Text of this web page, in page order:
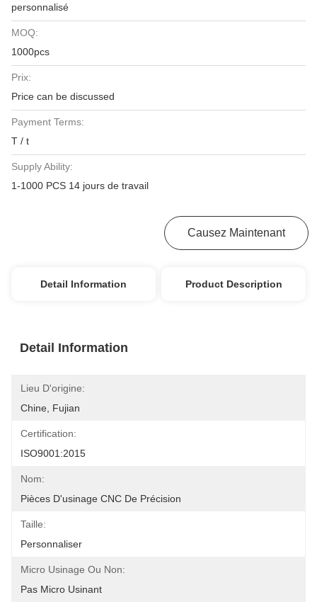
personnalisé
MOQ:
1000pcs
Prix:
Price can be discussed
Payment Terms:
T / t
Supply Ability:
1-1000 PCS 14 jours de travail
Causez Maintenant
Detail Information Product Description
Detail Information
Lieu D'origine:
Chine, Fujian
Certification:
ISO9001:2015
Nom:
Pièces D'usinage CNC De Précision
Taille:
Personnaliser
Micro Usinage Ou Non:
Pas Micro Usinant